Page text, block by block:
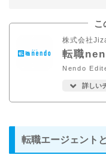
こ
株式会社
転職
Nendo
詳しい
転職エージェント